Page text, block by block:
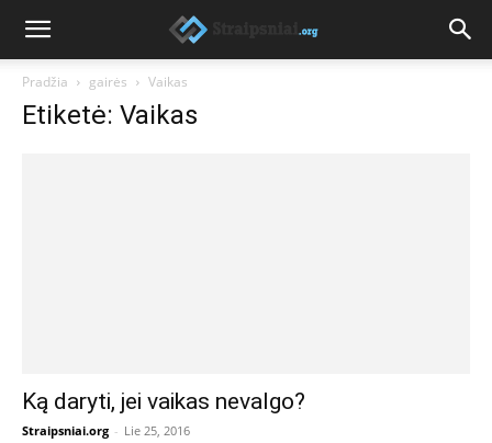
Pradžia gairės Vaikas
Etiketė: Vaikas
Ką daryti, jei vaikas nevalgo?
Straipsniai.org - Lie 25, 2016